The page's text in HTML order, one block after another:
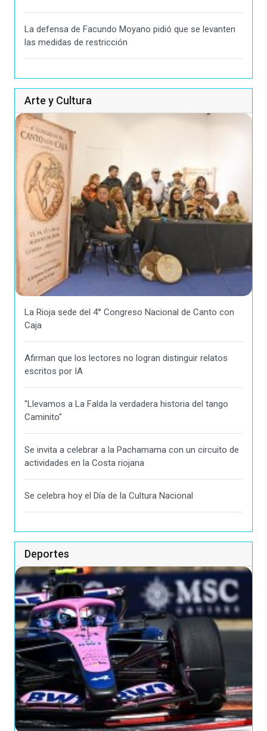
La defensa de Facundo Moyano pidió que se levanten
las medidas de restricción
Arte y Cultura
La Rioja sede del 4° Congreso Nacional de Canto con
Caja
Afirman que los lectores no logran distinguir relatos
escritos por IA
"Llevamos a La Falda la verdadera historia del tango
Caminito"
Se invita a celebrar a la Pachamama con un circuito de
actividades en la Costa riojana
Se celebra hoy el Día de la Cultura Nacional
Deportes